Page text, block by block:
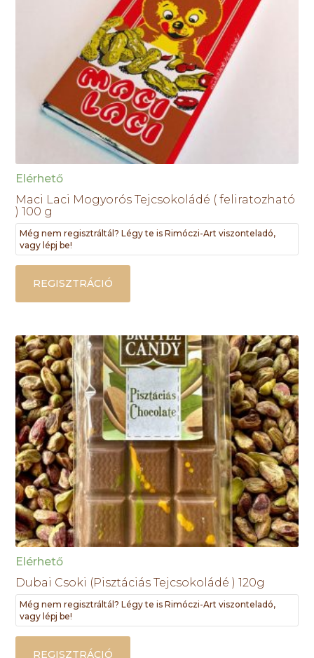
Elérhető
Maci Laci Mogyorós Tejcsokoládé ( feliratozható
) 100 g
Még nem regisztráltál? Légy te is Rimóczi-Art viszonteladó,
vagy lépj be!
REGISZTRÁCIÓ
Elérhető
Dubai Csoki (Pisztáciás Tejcsokoládé ) 120g
Még nem regisztráltál? Légy te is Rimóczi-Art viszonteladó,
vagy lépj be!
REGISZTRÁCIÓ